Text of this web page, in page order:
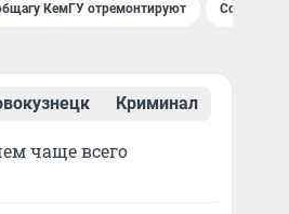
КемГУ отремонтируют
Криминал
чаще всего